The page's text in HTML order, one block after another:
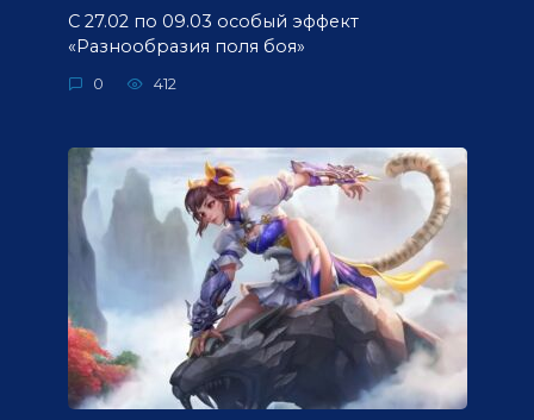
С 27.02 по 09.03 особый эффект
«Разнообразия поля боя»
0 412